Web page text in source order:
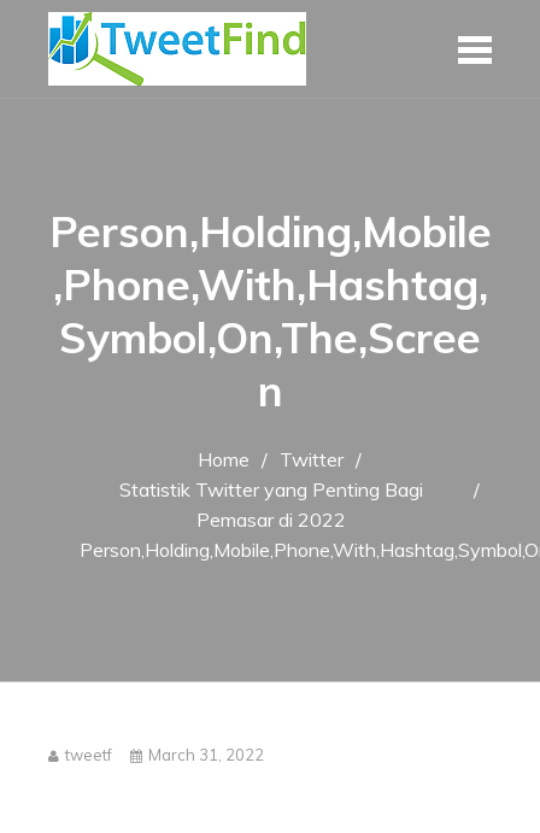
Person,Holding,Mobile
,Phone,With,Hashtag,
Symbol,On,The,Scree
n
Home
Twitter
Statistik Twitter yang Penting Bagi
Pemasar di 2022
tweetf March 31, 2022